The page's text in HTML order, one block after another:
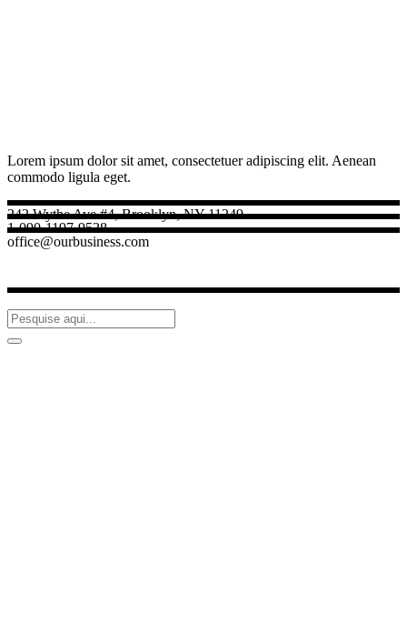
Lorem ipsum dolor sit amet, consectetuer adipiscing elit. Aenean
commodo ligula eget.
242 Wythe Ave #4, Brooklyn, NY 11249
1-090-1197-9528
office@ourbusiness.com